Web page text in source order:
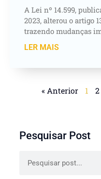
A Lei nº 14.599,
2023, alterou o artigo
trazendo mudanças
LER MAIS
« Anterior 1 2
Pesquisar Post